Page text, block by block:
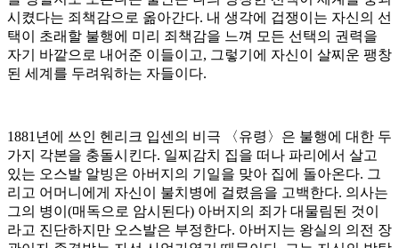
시켰다는 죄책감으로 옮아간다. 내 생각에 겁쟁이는 자신의 선
택이 초래할 불행에 미리 죄책감을 느껴 모든 선택의 권력을
자기 바깥으로 내어준 이들이고, 그렇기에 자신이 살찌운 팽창
된 세계를 두려워하는 자들이다.
1881년에 쓰인 헨리크 입센의 비극 〈유령〉은 불행에 대한 두
가지 각본을 충돌시킨다. 일찌감치 집을 떠나 파리에서 살고
있는 오스발 알빙은 아버지의 기일을 맞아 집에 돌아온다. 그
리고 어머니에게 자신이 불치병에 걸렸음을 고백한다. 의사는
그의 병이(매독으로 암시된다) 아버지의 죄가 대물림된 것이
라고 진단하지만 오스발은 부정한다. 아버지는 왕실의 의전 장